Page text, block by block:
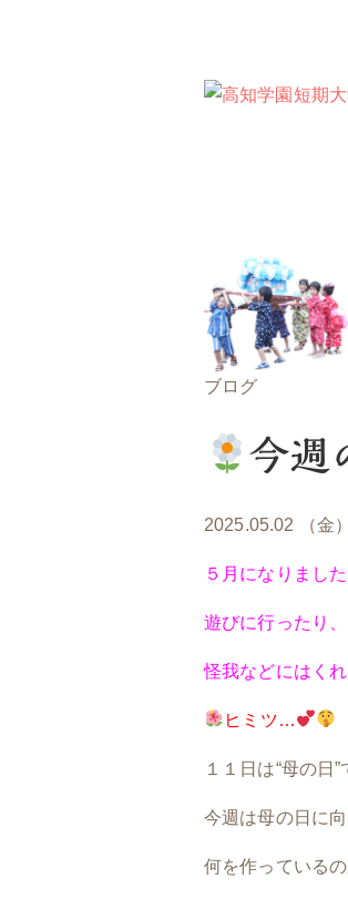
ブログ
今週
2025.05.02 （金）
５月になりまし
遊びに行ったり
怪我などにはく
ヒミツ…
１１日は“母の日”
今週は母の日に
何を作っている